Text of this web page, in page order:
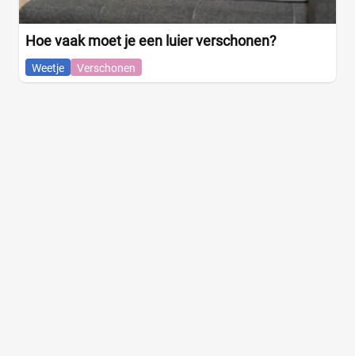
Hoe vaak moet je een luier verschonen?
Weetje Verschonen